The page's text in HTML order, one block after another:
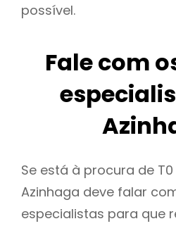
possível.
Fale com
Se está à procura de
Azinhaga deve falar
especialistas para que